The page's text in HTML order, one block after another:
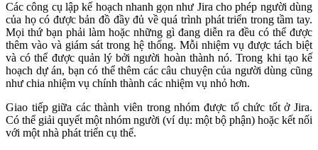
Các công cụ lập kế hoạch nhanh gọn như Jira cho phép người dùng
của họ có được bản đồ đầy đủ về quá trình phát triển trong tầm tay.
Mọi thứ bạn phải làm hoặc những gì đang diễn ra đều có thể được
thêm vào và giám sát trong hệ thống. Mỗi nhiệm vụ được tách biệt
và có thể được quản lý bởi người hoàn thành nó. Trong khi tạo kế
hoạch dự án, bạn có thể thêm các câu chuyện của người dùng cũng
như chia nhiệm vụ chính thành các nhiệm vụ nhỏ hơn.
Giao tiếp giữa các thành viên trong nhóm được tổ chức tốt ở Jira.
Có thể giải quyết một nhóm người (ví dụ: một bộ phận) hoặc kết nối
với một nhà phát triển cụ thể.